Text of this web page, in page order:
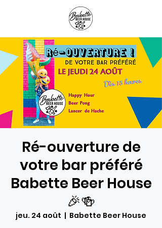
Ré-ouverture de
votre bar préféré
Babette Beer House
🎉🍻
jeu. 24 août
  |
Babette Beer House